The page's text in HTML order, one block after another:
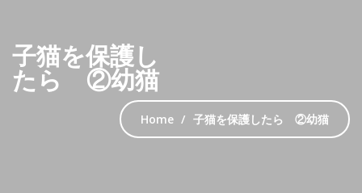
子猫を保護し
たら ②幼猫
Home 子猫を保護したら ②幼猫